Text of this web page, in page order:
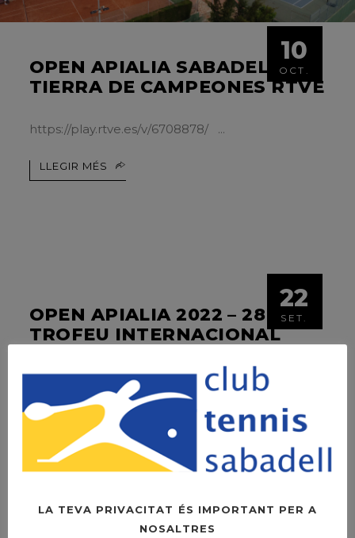
10
OCT.
OPEN APIALIA SABADELL A
TIERRA DE CAMPEONES RTVE
https://play.rtve.es/v/6708878/
LLEGIR MÉS
22
SET.
OPEN APIALIA 2022 – 28È
TROFEU INTERNACIONAL
QUADRE d' individuals | MAIN DRAW ORDRE DE
JOC QUADRE DE dobles GALERIA DE FOTOS
LLEGIR MÉS
LA TEVA PRIVACITAT ÉS IMPORTANT PER A
NOSALTRES